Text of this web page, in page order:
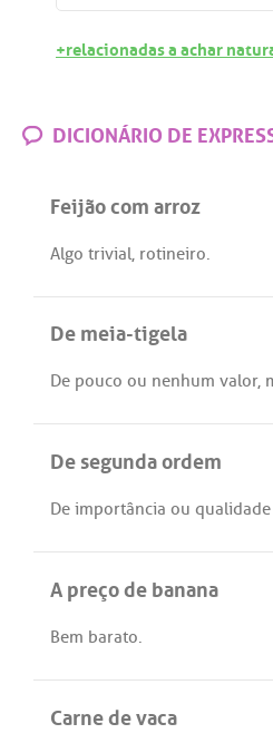
+relacionadas a achar
DICIONÁRIO DE
Feijão com arroz
Algo trivial, rotineiro.
De meia-tigela
De pouco ou nenhum valor,
De segunda ordem
De importância ou qualidade
A preço de banana
Bem barato.
Carne de vaca